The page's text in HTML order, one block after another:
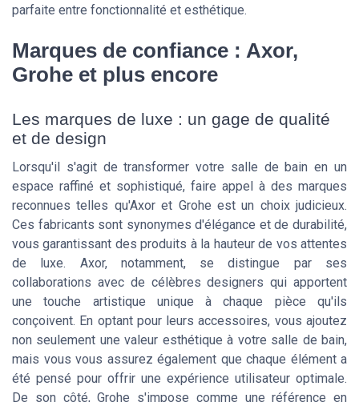
parfaite entre fonctionnalité et esthétique.
Marques de confiance : Axor,
Grohe et plus encore
Les marques de luxe : un gage de qualité
et de design
Lorsqu'il s'agit de transformer votre salle de bain en un
espace raffiné et sophistiqué, faire appel à des marques
reconnues telles qu'Axor et Grohe est un choix judicieux.
Ces fabricants sont synonymes d'élégance et de durabilité,
vous garantissant des produits à la hauteur de vos attentes
de luxe. Axor, notamment, se distingue par ses
collaborations avec de célèbres designers qui apportent
une touche artistique unique à chaque pièce qu'ils
conçoivent. En optant pour leurs accessoires, vous ajoutez
non seulement une valeur esthétique à votre salle de bain,
mais vous vous assurez également que chaque élément a
été pensé pour offrir une expérience utilisateur optimale.
De son côté, Grohe s'impose comme une référence en